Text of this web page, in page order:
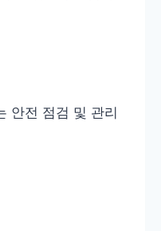
안전 점검 및 관리